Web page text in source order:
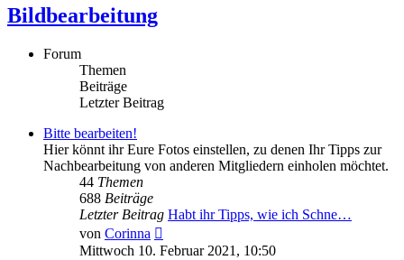
Bildbearbeitung
Forum
Themen
Beiträge
Letzter Beitrag
Bitte bearbeiten!
Hier könnt ihr Eure Fotos einstellen, zu denen Ihr Tipps zur
Nachbearbeitung von anderen Mitgliedern einholen möchtet.
44 Themen
688 Beiträge
Letzter Beitrag Habt ihr Tipps, wie ich Schne…
von Corinna
Beitrag
Mittwoch 10. Februar 2021, 10:50